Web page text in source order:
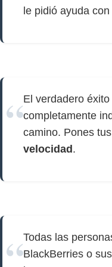
le pidió ayuda
El verdadero
completamente
camino. Pones
velocidad .
Todas las
BlackBerries o